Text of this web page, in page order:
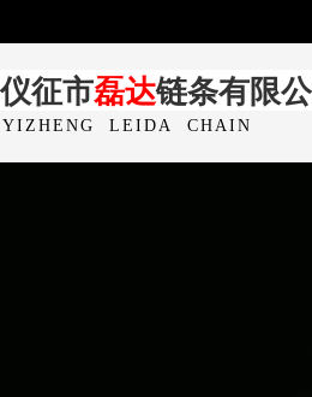
仪征市磊达链条有限
YIZHENG LEIDA CHAIN